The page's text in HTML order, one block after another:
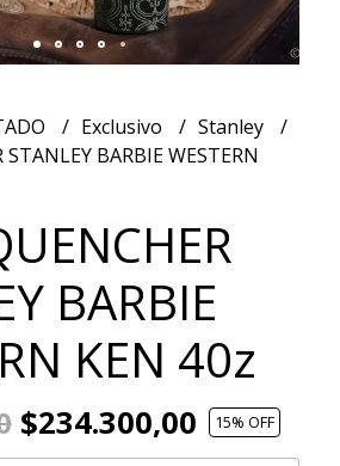
Exclusivo
Stanley
STANLEY BARBIE WESTERN
BARBIE
KEN 40z
$234.300,00 15% OFF